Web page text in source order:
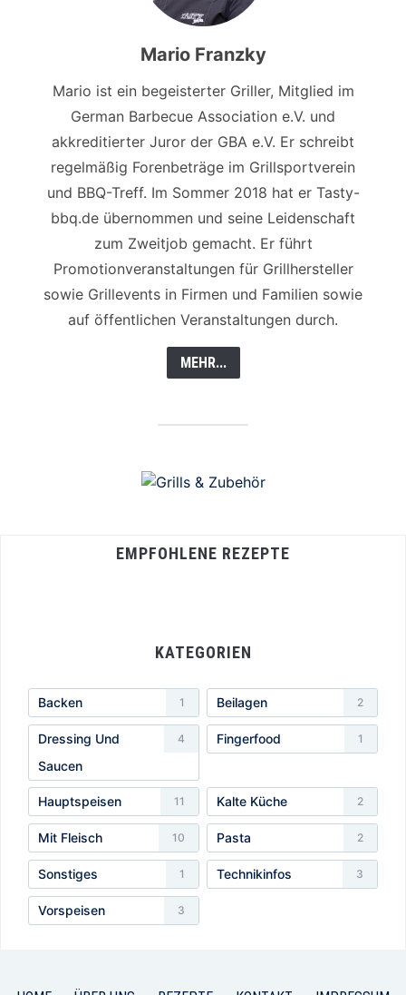
Mario Franzky
Mario ist ein begeisterter Griller, Mitglied im
German Barbecue Association e.V. und
akkreditierter Juror der GBA e.V. Er schreibt
regelmäßig Forenbeträge im Grillsportverein
und BBQ-Treff. Im Sommer 2018 hat er Tasty-
bbq.de übernommen und seine Leidenschaft
zum Zweitjob gemacht. Er führt
Promotionveranstaltungen für Grillhersteller
sowie Grillevents in Firmen und Familien sowie
auf öffentlichen Veranstaltungen durch.
MEHR...
EMPFOHLENE REZEPTE
KATEGORIEN
Backen 1 Beilagen 2
Dressing Und
Saucen
4 Fingerfood 1
Hauptspeisen 11 Kalte Küche 2
Mit Fleisch 10 Pasta 2
Sonstiges 1 Technikinfos 3
Vorspeisen 3